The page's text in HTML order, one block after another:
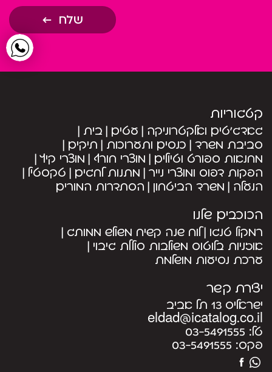
שלח
קטגוריות
גאדג’טים ואלקטרוניקה עטים בית
סביבת משרד כנסים ותערוכות תיקים
מחנאות ספורט וטיולים מוצרי חורף מוצרי קיץ
הפקות דפוס ומוצרי נייר מתנות לחגים טקסטיל
הנעלה משרד הביטחון הסתדרות המורים
הכוכבים שלנו
רמקול טנגו לוח שנה קשיח משולש ממותג
אוזניות בלוטוס משולבות סוללת גיבוי
ערכת נסיעות מושלמת
יצירת קשר
ישראליס 13 תל אביב
eldad@icatalog.co.il
טל: 03-5491555
פקס: 03-5491555